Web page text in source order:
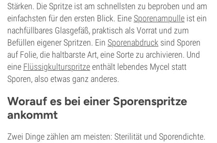
Stärken. Die Spritze ist am schnellsten zu beproben und am
einfachsten für den ersten Blick. Eine Sporenampulle ist ein
nachfüllbares Glasgefäß, praktisch als Vorrat und zum
Befüllen eigener Spritzen. Ein Sporenabdruck sind Sporen
auf Folie, die haltbarste Art, eine Sorte zu archivieren. Und
eine Flüssigkulturspritzeenthält lebendes Mycel statt
Sporen, also etwas ganz anderes.
Worauf es bei einer Sporenspritze
ankommt
Zwei Dinge zählen am meisten: Sterilität und Sporendichte.